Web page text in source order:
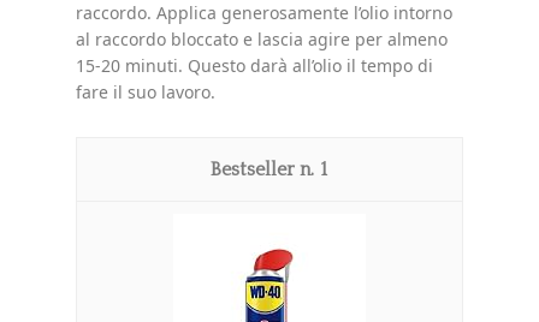
raccordo. Applica generosamente l’olio intorno
al raccordo bloccato e lascia agire per almeno
15-20 minuti. Questo darà all’olio il tempo di
fare il suo lavoro.
1